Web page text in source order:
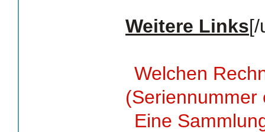
Weitere Links[/
Welchen
(Seriennummer
Eine